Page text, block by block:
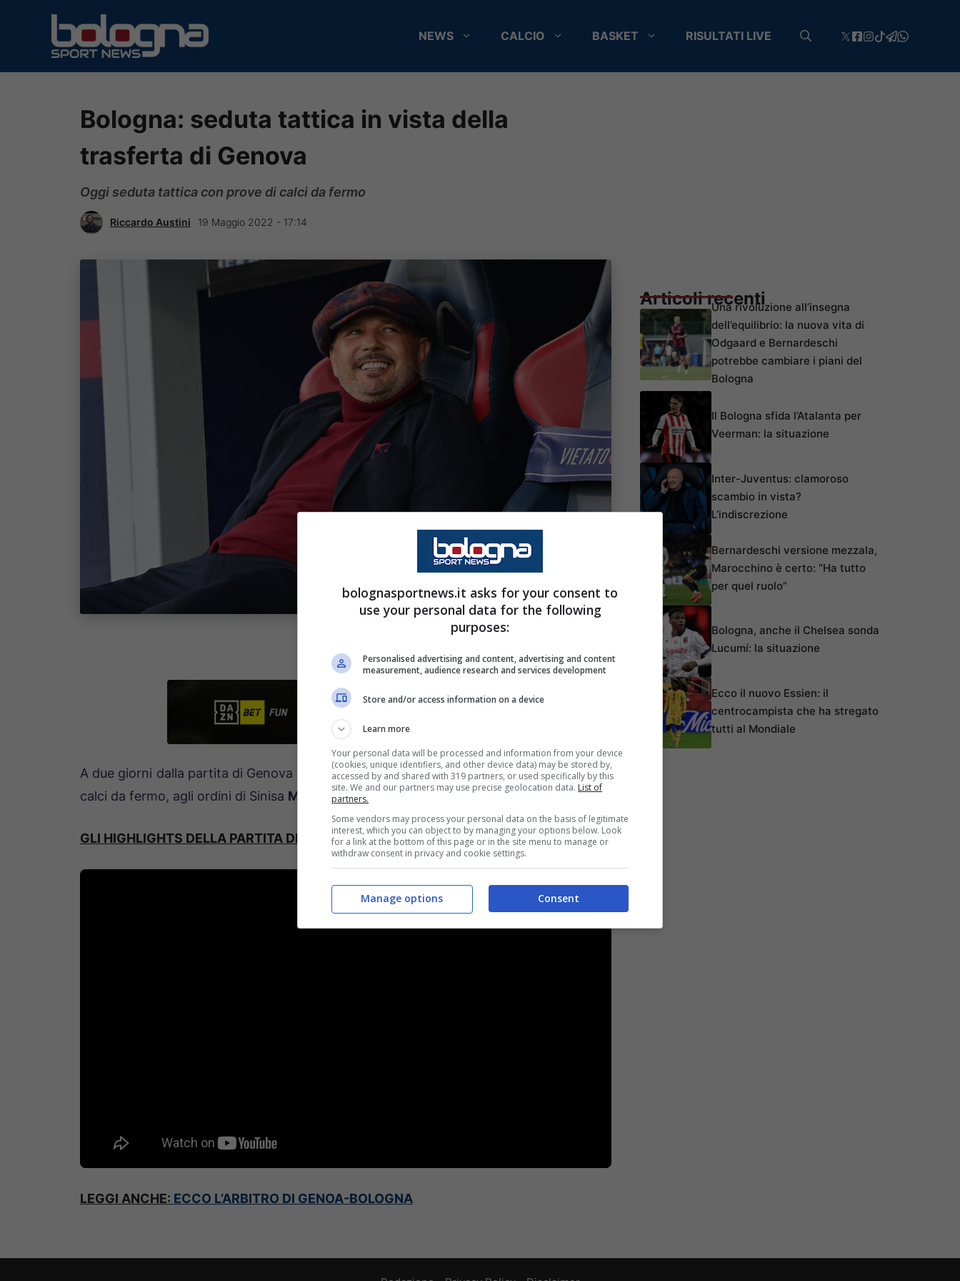
contenuto
NEWS CALCIO BASKET RISULTATI LIVE
Bologna: seduta tattica in vista della
trasferta di Genova
Oggi seduta tattica con prove di calci da fermo
Riccardo Austini 19 Maggio 2022 - 17:14
A due giorni dalla partita di Genova la squadra ha svolto una seduta tattica con prove di
calci da fermo, agli ordini di Sinisa Mihajlovic.
GLI HIGHLIGHTS DELLA PARTITA DI ANDATA
LEGGI ANCHE: ECCO L’ARBITRO DI GENOA-BOLOGNA
Articoli recentiUna rivoluzione all’insegna
dell’equilibrio: la nuova vita di
Odgaard e Bernardeschi
potrebbe cambiare i piani del
Bologna
Il Bologna sfida l’Atalanta per
Veerman: la situazione
Inter-Juventus: clamoroso
scambio in vista?
L’indiscrezione
Bernardeschi versione mezzala,
Marocchino è certo: “Ha tutto
per quel ruolo”
Bologna, anche il Chelsea sonda
Lucumí: la situazione
Ecco il nuovo Essien: il
centrocampista che ha stregato
tutti al Mondiale
bolognasportnews.it asks for your consent to
use your personal data for the following
purposes:
Personalised advertising and content, advertising and content
measurement, audience research and services development
Store and/or access information on a device
Learn more
Your personal data will be processed and information from your device
(cookies, unique identifiers, and other device data) may be stored by,
accessed by and shared with 319 partners, or used specifically by this
site. We and our partners may use precise geolocation data. List of
partners.
Some vendors may process your personal data on the basis of legitimate
interest, which you can object to by managing your options below. Look
for a link at the bottom of this page or in the site menu to manage or
withdraw consent in privacy and cookie settings.
Consent
Manage options